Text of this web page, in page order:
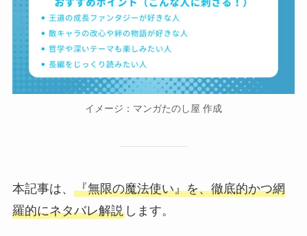
イメージ：マンガたのし屋 作成
本記事は、 『無限の魔法使い』を、徹底的かつ網
羅的にネタバレ解説します。